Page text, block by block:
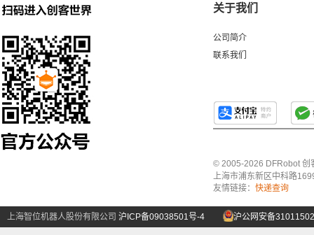
关于我们
公司简介
联系我们
© 2005-2026 DFRobot 创
上海市浦东新区中科路
友情链接： 快递查询
上海智位机器人股份有限公司 沪ICP备09038501号-4 沪公网安备